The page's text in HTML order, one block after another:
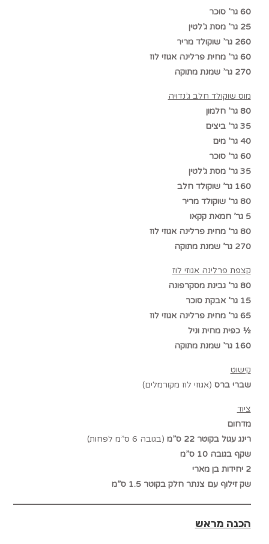
60 גר’ סוכר
25 גר’ מסת ג’לטין
260 גר’ שוקולד מריר
60 גר’ מחית פרלינה אגוזי לוז
270 גר’ שמנת מתוקה
מוס שוקולד חלב ג’נדויה
80 גר’ חלמון
35 גר’ ביצים
40 גר’ מים
60 גר’ סוכר
35 גר’ מסת ג’לטין
160 גר’ שוקולד חלב
80 גר’ שוקולד מריר
5 גר’ חמאת קקאו
80 גר’ מחית פרלינה אגוזי לוז
270 גר’ שמנת מתוקה
קצפת פרלינה אגוזי לוז
80 גר’ גבינת מסקרפונה
15 גר’ אבקת סוכר
65 גר’ מחית פרלינה אגוזי לוז
½ כפית מחית וניל
160 גר’ שמנת מתוקה
קישוט
שברי ברס (אגוזי לוז מקורמלים)
ציוד
מדחום
רינג עגול בקוטר 22 ס”מ
(בגובה 6 ס”מ לפחות)
שקף בגובה 10 ס”מ
2 יחידות בן מארי
שק זילוף עם צנתר חלק בקוטר 1.5 ס”מ
הכנה מראש